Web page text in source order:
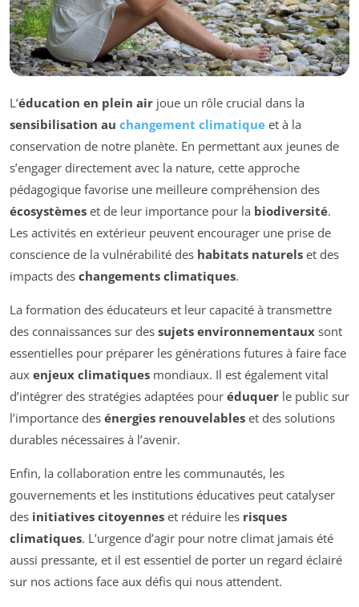
L’éducation en plein air joue un rôle crucial dans la
sensibilisation au changement climatique et à la
conservation de notre planète. En permettant aux jeunes de
s’engager directement avec la nature, cette approche
pédagogique favorise une meilleure compréhension des
écosystèmes et de leur importance pour la biodiversité.
Les activités en extérieur peuvent encourager une prise de
conscience de la vulnérabilité des habitats naturels et des
impacts des changements climatiques.
La formation des éducateurs et leur capacité à transmettre
des connaissances sur des sujets environnementaux sont
essentielles pour préparer les générations futures à faire face
aux enjeux climatiques mondiaux. Il est également vital
d’intégrer des stratégies adaptées pour éduquer le public sur
l’importance des énergies renouvelables et des solutions
durables nécessaires à l’avenir.
Enfin, la collaboration entre les communautés, les
gouvernements et les institutions éducatives peut catalyser
des initiatives citoyennes et réduire les risques
climatiques. L’urgence d’agir pour notre climat jamais été
aussi pressante, et il est essentiel de porter un regard éclairé
sur nos actions face aux défis qui nous attendent.